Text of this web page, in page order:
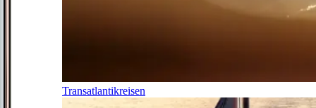
Transatlantikreisen